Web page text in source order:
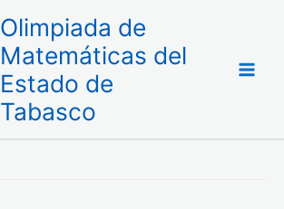
Olimpiada de
Matemáticas del
Estado de
Tabasco